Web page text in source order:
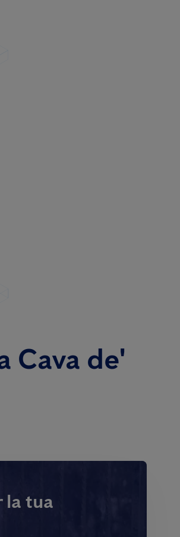
Cava de'
la tua